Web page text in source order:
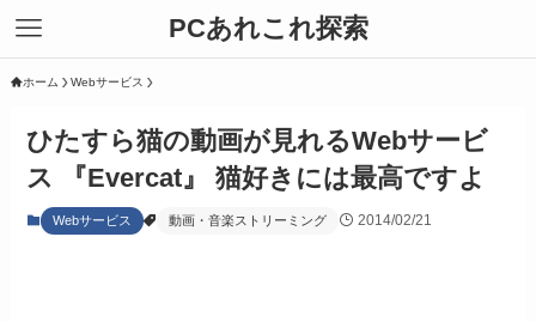
PCあれこれ探索
ホーム Webサービス
ひたすら猫の動画が見れるWebサービ
ス 『Evercat』 猫好きには最高ですよ
Webサービス 動画・音楽ストリーミング 2014/02/21